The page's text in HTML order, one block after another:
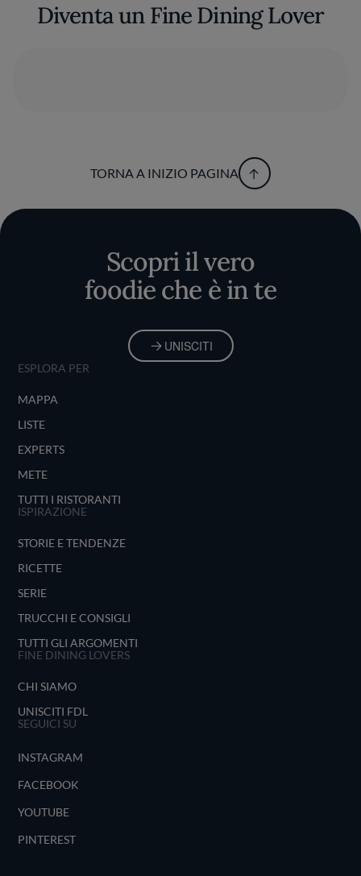
Diventa un Fine Dining Lover
TORNA A INIZIO PAGINA
Scopri il vero
foodie che è in te
UNISCITI
ESPLORA PER
MAPPA
LISTE
EXPERTS
METE
TUTTI I RISTORANTI
ISPIRAZIONE
STORIE E TENDENZE
RICETTE
SERIE
TRUCCHI E CONSIGLI
TUTTI GLI ARGOMENTI
FINE DINING LOVERS
CHI SIAMO
UNISCITI FDL
SEGUICI SU
INSTAGRAM
FACEBOOK
YOUTUBE
PINTEREST